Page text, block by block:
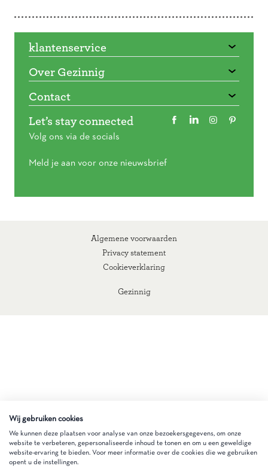
klantenservice
Over Gezinnig
Contact
Let’s stay connected
Volg ons via de socials
Meld je aan voor onze nieuwsbrief
Gezinnig
Algemene voorwaarden
Privacy statement
Cookieverklaring
Wij gebruiken cookies
We kunnen deze plaatsen voor analyse van onze bezoekersgegevens, om onze
website te verbeteren, gepersonaliseerde inhoud te tonen en om u een geweldige
website-ervaring te bieden. Voor meer informatie over de cookies die we gebruiken
opent u de instellingen.